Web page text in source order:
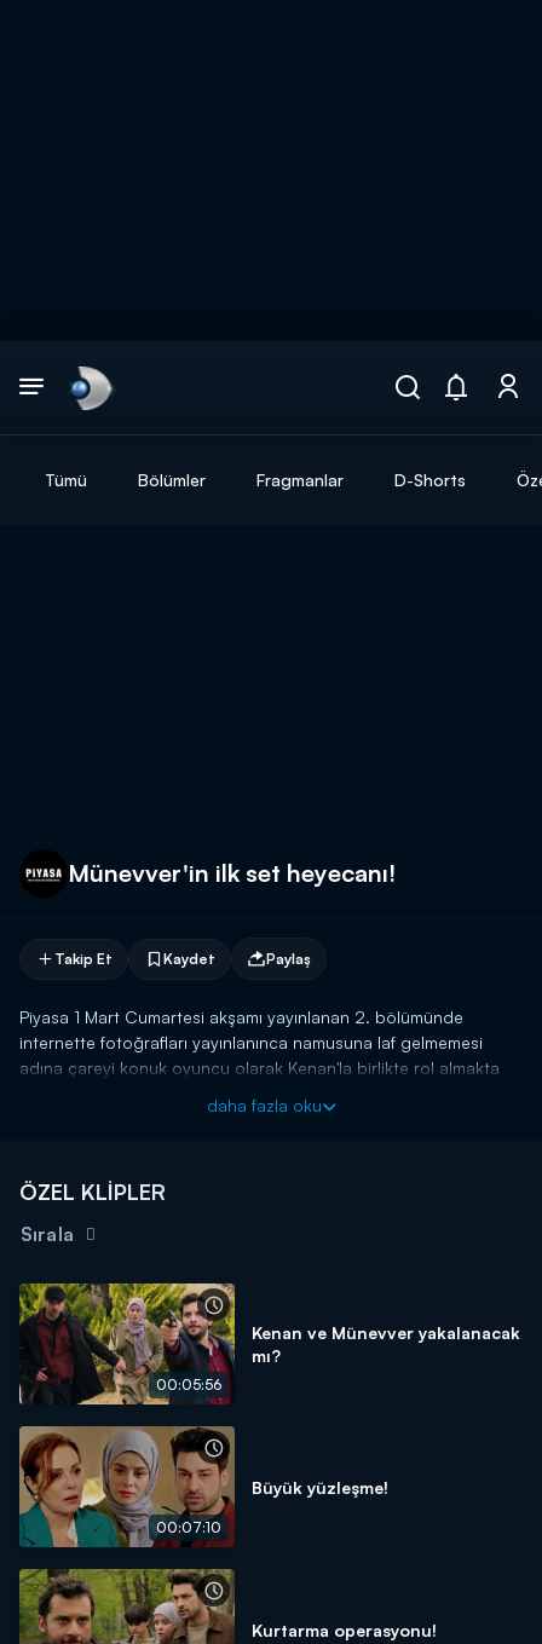
Tümü Bölümler Fragmanlar D-Shorts
Münevver'in ilk set heyecanı!
Takip Et Kaydet Paylaş
Piyasa 1 Mart Cumartesi akşamı yayınlanan 2. bölümünde
internette fotoğrafları yayınlanınca namusuna laf gelmemesi
adına çareyi konuk oyuncu olarak Kenan'la birlikte rol almakta
daha fazla oku
ÖZEL KLİPLER
Sırala
00:05:56
Kenan ve Münevver yakalanacak
mı?
00:07:10
Büyük yüzleşme!
Kurtarma operasyonu!